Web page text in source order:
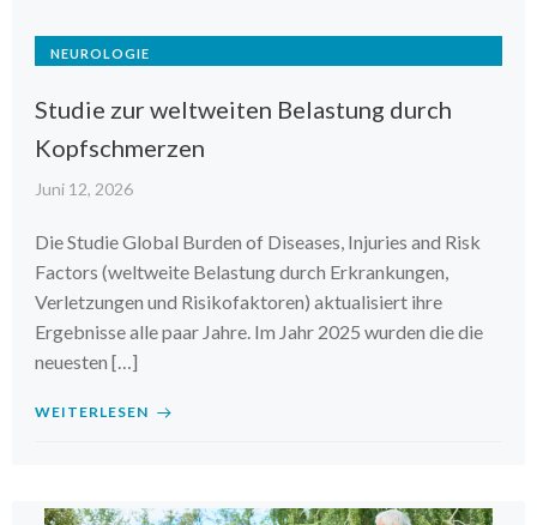
NEUROLOGIE
Studie zur weltweiten Belastung durch
Kopfschmerzen
Juni 12, 2026
Die Studie Global Burden of Diseases, Injuries and Risk
Factors (weltweite Belastung durch Erkrankungen,
Verletzungen und Risikofaktoren) aktualisiert ihre
Ergebnisse alle paar Jahre. Im Jahr 2025 wurden die die
neuesten […]
WEITERLESEN